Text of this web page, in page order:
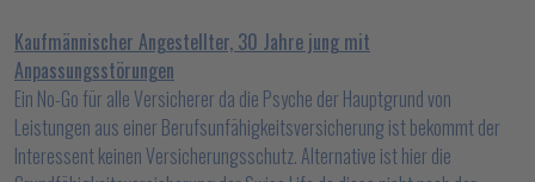
Kaufmännischer Angestellter, 30 Jahre jung mit
Anpassungsstörungen
Ein No-Go für alle Versicherer da die Psyche der Hauptgrund von
Leistungen aus einer Berufsunfähigkeitsversicherung ist bekommt der
Interessent keinen Versicherungsschutz. Alternative ist hier die